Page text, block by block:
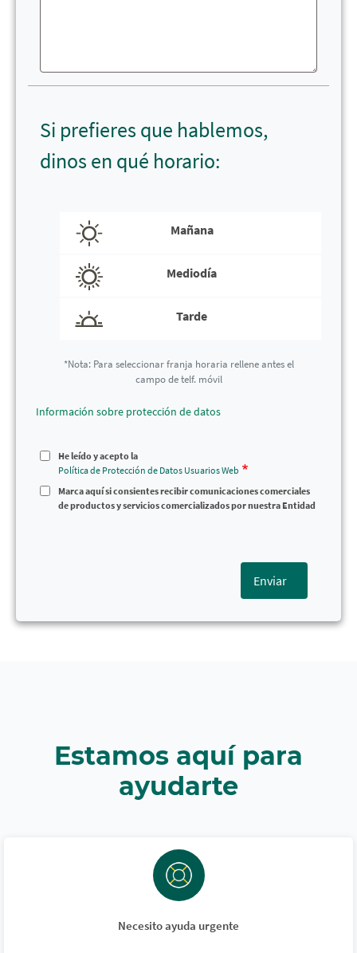
Si prefieres que hablemos,
dinos en qué horario:
Mañana
Mediodía
Tarde
*Nota: Para seleccionar franja horaria rellene antes el
campo de telf. móvil
Información sobre protección de datos
He leído y acepto la
Política de Protección de Datos Usuarios Web
Marca aquí si consientes recibir comunicaciones comerciales
de productos y servicios comercializados por nuestra Entidad
Enviar
Estamos aquí para
ayudarte
Necesito ayuda urgente